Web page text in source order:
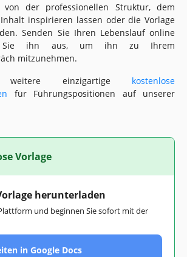
der professionellen Struktur, dem
inspirieren lassen oder die Vorlage
Senden Sie Ihren Lebenslauf online
Sie ihn aus, um ihn zu Ihrem
mitzunehmen.
einzigartige kostenlose
für Führungspositionen auf unserer
Vorlage
herunterladen
und beginnen Sie sofort mit der
in Google Docs